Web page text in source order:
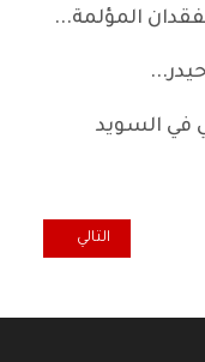
المؤلمة...
في السويد
رحيل التربوية السيدة
المقال التالي:
التالي